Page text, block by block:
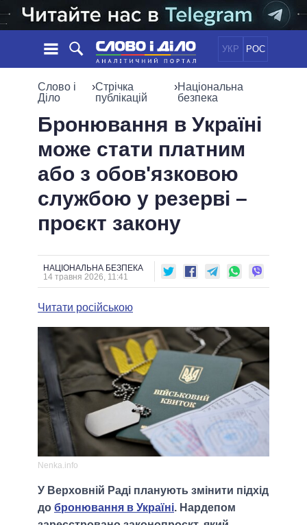
УКР РОС
НОВИНИ
ПОДІЇ
СТАТТІ
ДУМКИ
ОГЛЯДИ
ДАЙДЖЕСТИ
ПОЛІТИКА
ЕКОНОМІКА
СУСПІЛЬСТВО
СВІТ
ПОЛIТИКИ
УСІ ПОЛІТИКИ
ПРЕЗИДЕНТ І ОФІС
ВЕРХОВНА РАДА
КАБІНЕТ МІНІСТРІВ
ГОЛОВИ ОБЛАДМІНІСТРАЦІЙ
МЕРИ МІСТ
ІНФОГРАФІКА
ВІДЕО
ПІДТРИМАТИ
ПОРІВНЯННЯ ПОЛІТИКІВ
Слово і
Діло
›Стрічка
публікацій
›Національна
безпека
Бронювання в Україні
може стати платним
або з обов'язковою
службою у резерві –
проєкт закону
НАЦІОНАЛЬНА БЕЗПЕКА
14 травня 2026, 11:41
Читати російською
Nenka.info
У Верховній Раді планують змінити підхід
до бронювання в Україні. Нардепом